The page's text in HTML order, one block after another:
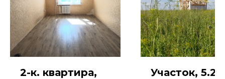
2-к. квартира,
Участок, 5.2